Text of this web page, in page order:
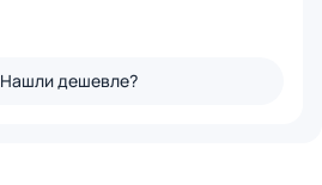
Нашли дешевле?